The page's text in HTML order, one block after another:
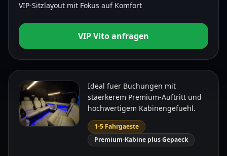
VIP-Sitzlayout mit Fokus auf Komfort
VIP Vito anfragen
1-5 Fahrgaeste
Premium Van
VIP-Empfang, besondere Gaeste und hohe
Komforterwartung
Ideal fuer Buchungen mit
staerkerem Premium-Auftritt und
hochwertigem Kabinengefuehl.
1-5 Fahrgaeste
Premium-Kabine plus Gepaeck